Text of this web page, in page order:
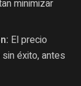
minimizar
El precio
éxito, antes